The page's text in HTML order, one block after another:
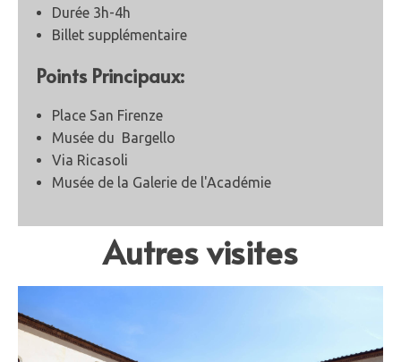
Durée 3h-4h
Billet supplémentaire
Points Principaux:
Place San Firenze
Musée du Bargello
Via Ricasoli
Musée de la Galerie de l'Académie
Autres visites